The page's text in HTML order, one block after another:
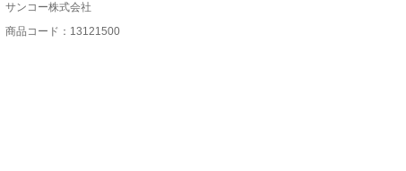
サンコー株式会社
商品コード：13121500